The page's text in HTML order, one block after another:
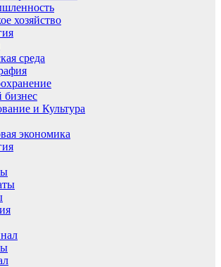
хозяйство
среда
и Культура
экономика